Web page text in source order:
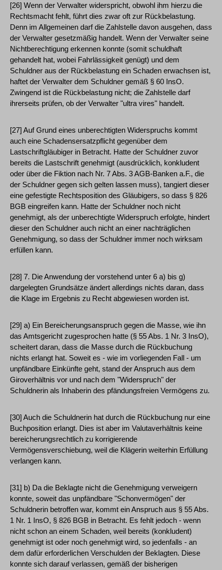
[26] Wenn der Verwalter widerspricht, obwohl ihm hierzu die
Rechtsmacht fehlt, führt dies zwar oft zur Rückbelastung.
Denn im Allgemeinen darf die Zahlstelle davon ausgehen, dass
der Verwalter gesetzmäßig handelt. Wenn der Verwalter seine
Nichtberechtigung erkennen konnte (somit schuldhaft
gehandelt hat, wobei Fahrlässigkeit genügt) und dem
Schuldner aus der Rückbelastung ein Schaden erwachsen ist,
haftet der Verwalter dem Schuldner gemäß § 60 InsO.
Zwingend ist die Rückbelastung nicht; die Zahlstelle darf
ihrerseits prüfen, ob der Verwalter "ultra vires" handelt.
[27] Auf Grund eines unberechtigten Widerspruchs kommt
auch eine Schadensersatzpflicht gegenüber dem
Lastschriftgläubiger in Betracht. Hatte der Schuldner zuvor
bereits die Lastschrift genehmigt (ausdrücklich, konkludent
oder über die Fiktion nach Nr. 7 Abs. 3 AGB-Banken a.F., die
der Schuldner gegen sich gelten lassen muss), tangiert dieser
eine gefestigte Rechtsposition des Gläubigers, so dass § 826
BGB eingreifen kann. Hatte der Schuldner noch nicht
genehmigt, als der unberechtigte Widerspruch erfolgte, hindert
dieser den Schuldner auch nicht an einer nachträglichen
Genehmigung, so dass der Schuldner immer noch wirksam
erfüllen kann.
[28] 7. Die Anwendung der vorstehend unter 6 a) bis g)
dargelegten Grundsätze ändert allerdings nichts daran, dass
die Klage im Ergebnis zu Recht abgewiesen worden ist.
[29] a) Ein Bereicherungsanspruch gegen die Masse, wie ihn
das Amtsgericht zugesprochen hatte (§ 55 Abs. 1 Nr. 3 InsO),
scheitert daran, dass die Masse durch die Rückbuchung
nichts erlangt hat. Soweit es - wie im vorliegenden Fall - um
unpfändbare Einkünfte geht, stand der Anspruch aus dem
Giroverhältnis vor und nach dem "Widerspruch" der
Schuldnerin als Inhaberin des pfändungsfreien Vermögens zu.
[30] Auch die Schuldnerin hat durch die Rückbuchung nur eine
Buchposition erlangt. Dies ist aber im Valutaverhältnis keine
bereicherungsrechtlich zu korrigierende
Vermögensverschiebung, weil die Klägerin weiterhin Erfüllung
verlangen kann.
[31] b) Da die Beklagte nicht die Genehmigung verweigern
konnte, soweit das unpfändbare "Schonvermögen" der
Schuldnerin betroffen war, kommt ein Anspruch aus § 55 Abs.
1 Nr. 1 InsO, § 826 BGB in Betracht. Es fehlt jedoch - wenn
nicht schon an einem Schaden, weil bereits (konkludent)
genehmigt ist oder noch genehmigt wird, so jedenfalls - an
dem dafür erforderlichen Verschulden der Beklagten. Diese
konnte sich darauf verlassen, gemäß der bisherigen